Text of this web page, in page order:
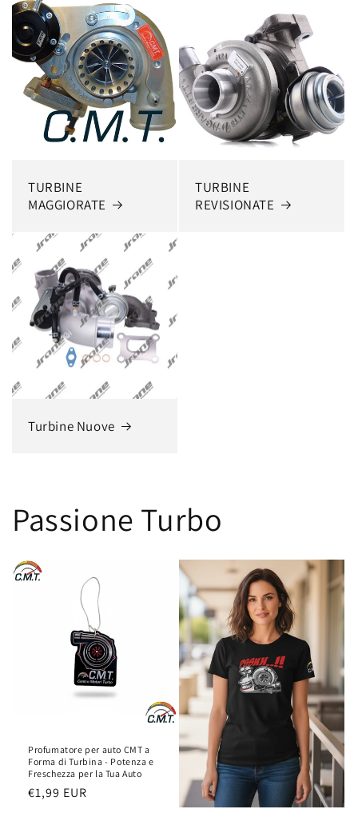
TURBINE
MAGGIORATE
TURBINE
REVISIONATE
Turbine Nuove
Passione Turbo
Profumatore per auto CMT a
Forma di Turbina - Potenza e
Freschezza per la Tua Auto
Prezzo
€1,99 EUR